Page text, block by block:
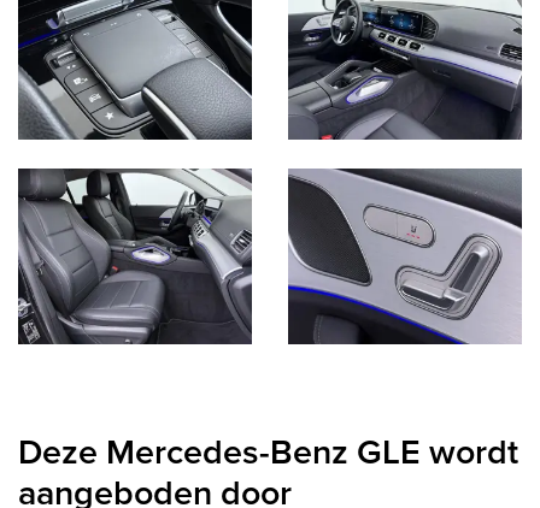
Deze Mercedes-Benz GLE wordt
aangeboden door